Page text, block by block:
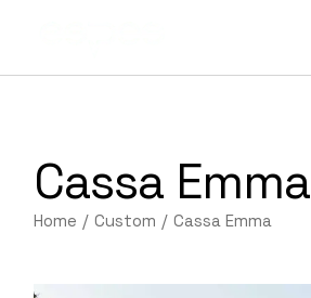
Cassa Emma
Home Custom Cassa Emma